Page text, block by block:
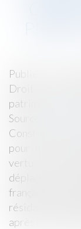
Publié le :
Droit de la
patrimoine
Source :
Constitue une
pour une
vertu d’une
déplacé son
française
résidait
après un